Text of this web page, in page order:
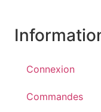
Connexion
Commandes